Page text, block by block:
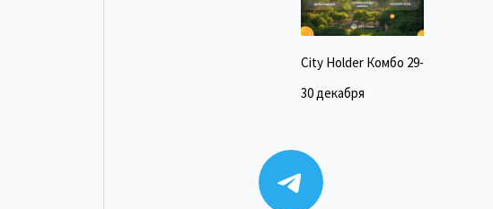
City Holder Комбо 29-
30 декабря
Telegram